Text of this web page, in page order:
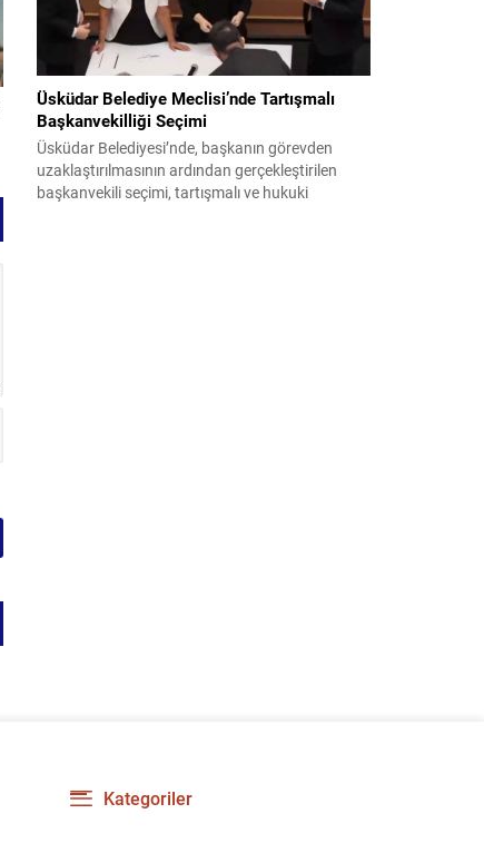
Üsküdar Belediye Meclisi’nde Tartışmalı
Başkanvekilliği Seçimi
Üsküdar Belediyesi’nde, başkanın görevden
uzaklaştırılmasının ardından gerçekleştirilen
başkanvekili seçimi, tartışmalı ve hukuki
Kategoriler